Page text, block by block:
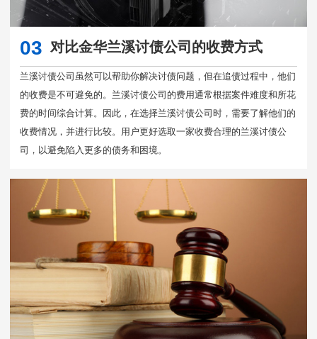
03 对比金华兰溪讨债公司的收费方式
兰溪讨债公司虽然可以帮助你解决讨债问题，但在追债过程中，他们
的收费是不可避免的。兰溪讨债公司的费用通常根据案件难度和所花
费的时间综合计算。因此，在选择兰溪讨债公司时，需要了解他们的
收费情况，并进行比较。用户更好选取一家收费合理的兰溪讨债公
司，以避免陷入更多的债务和困境。